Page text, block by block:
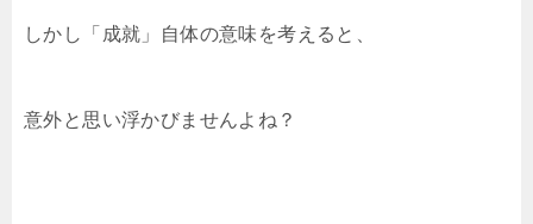
しかし「成就」自体の意味を考えると、
意外と思い浮かびませんよね？